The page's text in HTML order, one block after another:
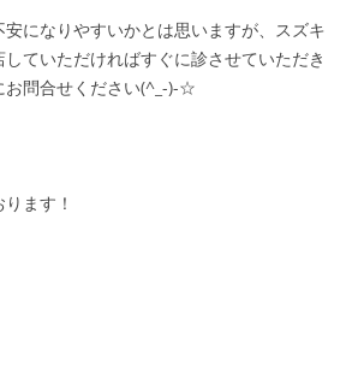
になりやすいかとは思いますが、スズキ
ていただければすぐに診させていただき
お問合せください(^_-)-☆
ます！